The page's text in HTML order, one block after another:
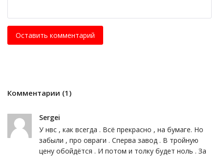
Оставить комментарий
Комментарии (1)
Sergei
У нвс , как всегда . Всё прекрасно , на бумаге. Но
забыли , про овраги . Сперва завод . В тройную
цену обойдётся . И потом и толку будет ноль . За